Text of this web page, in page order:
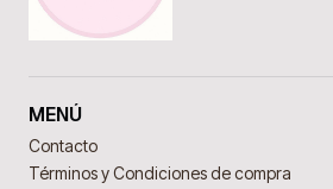
MENÚ
Contacto
Términos y Condiciones de compra